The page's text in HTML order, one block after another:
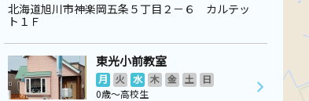
北海道旭川市神楽岡五条５丁目２－６ カルテッ
ト１Ｆ
東光小前教室
月 火 水 木 金 土
日
0歳～高校生